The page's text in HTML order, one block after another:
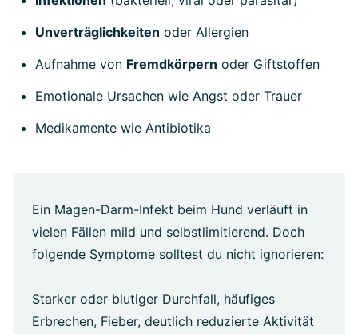
Unverträglichkeiten oder Allergien
Aufnahme von Fremdkörpern oder Giftstoffen
Emotionale Ursachen wie Angst oder Trauer
Medikamente wie Antibiotika
Ein Magen-Darm-Infekt beim Hund verläuft in
vielen Fällen mild und selbstlimitierend. Doch
folgende Symptome solltest du nicht ignorieren:
Starker oder blutiger Durchfall, häufiges
Erbrechen, Fieber, deutlich reduzierte Aktivität